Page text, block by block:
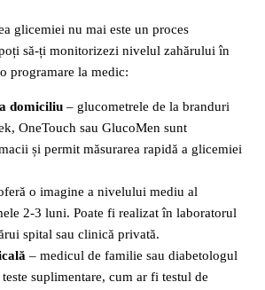
glicemiei nu mai este un proces
să-ți monitorizezi nivelul zahărului în
programare la medic:
domiciliu – glucometrele de la branduri
OneTouch sau GlucoMen sunt
și permit măsurarea rapidă a glicemiei
o imagine a nivelului mediu al
2-3 luni. Poate fi realizat în laboratorul
spital sau clinică privată.
– medicul de familie sau diabetologul
suplimentare, cum ar fi testul de